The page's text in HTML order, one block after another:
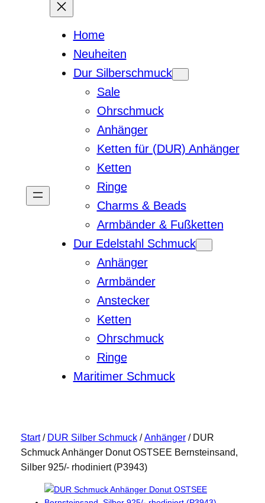
Home
Neuheiten
Dur Silberschmuck
Sale
Ohrschmuck
Anhänger
Ketten für (DUR) Anhänger
Ketten
Ringe
Charms & Beads
Armbänder & Fußketten
Dur Edelstahl Schmuck
Anhänger
Armbänder
Anstecker
Ketten
Ohrschmuck
Ringe
Maritimer Schmuck
Start/ DUR Silber Schmuck/Anhänger/ DUR
Schmuck Anhänger Donut OSTSEE Bernsteinsand,
Silber 925/- rhodiniert (P3943)